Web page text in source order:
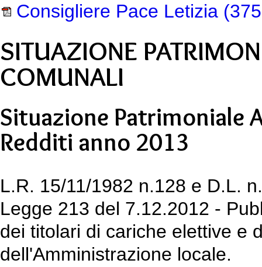
Consigliere Pace Letizia
SITUAZIONE
COMUNALI
Situazione Patrimoniale
Redditi anno 2013
L.R. 15/11/1982 n.128 e D.L.
Legge 213 del 7.12.2012 -
dei titolari di cariche elettive e
dell'Amministrazione locale.